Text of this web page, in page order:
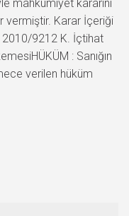
mahkumiyet kararını
vermiştir. Karar İçeriği
9212 K. İçtihat
: Sanığın
verilen hüküm